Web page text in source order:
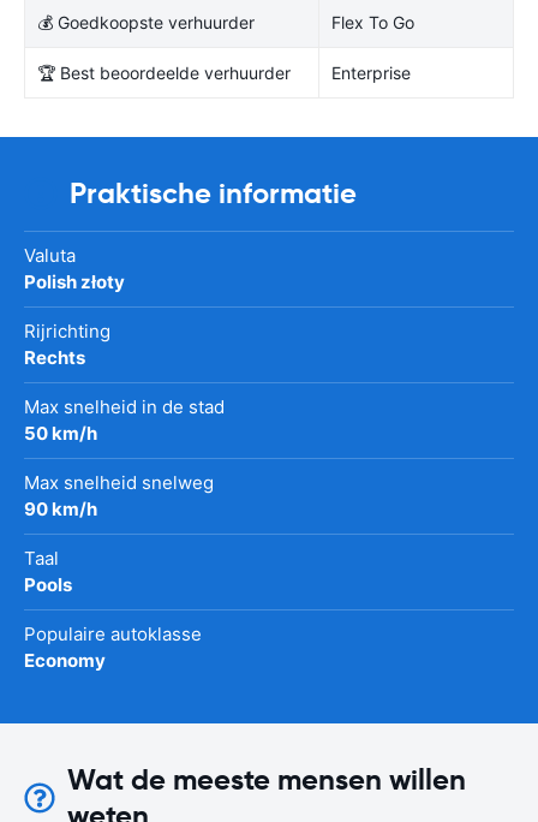
💰 Goedkoopste verhuurder Flex To Go
🏆 Best beoordeelde verhuurder Enterprise
Praktische informatie
Valuta
Polish złoty
Rijrichting
Rechts
Max snelheid in de stad
50 km/h
Max snelheid snelweg
90 km/h
Taal
Pools
Populaire autoklasse
Economy
Wat de meeste mensen willen